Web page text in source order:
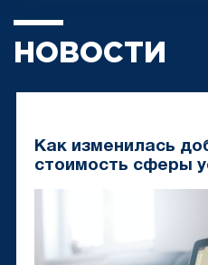
НОВОСТИ
Как изменилась
стоимость сферы